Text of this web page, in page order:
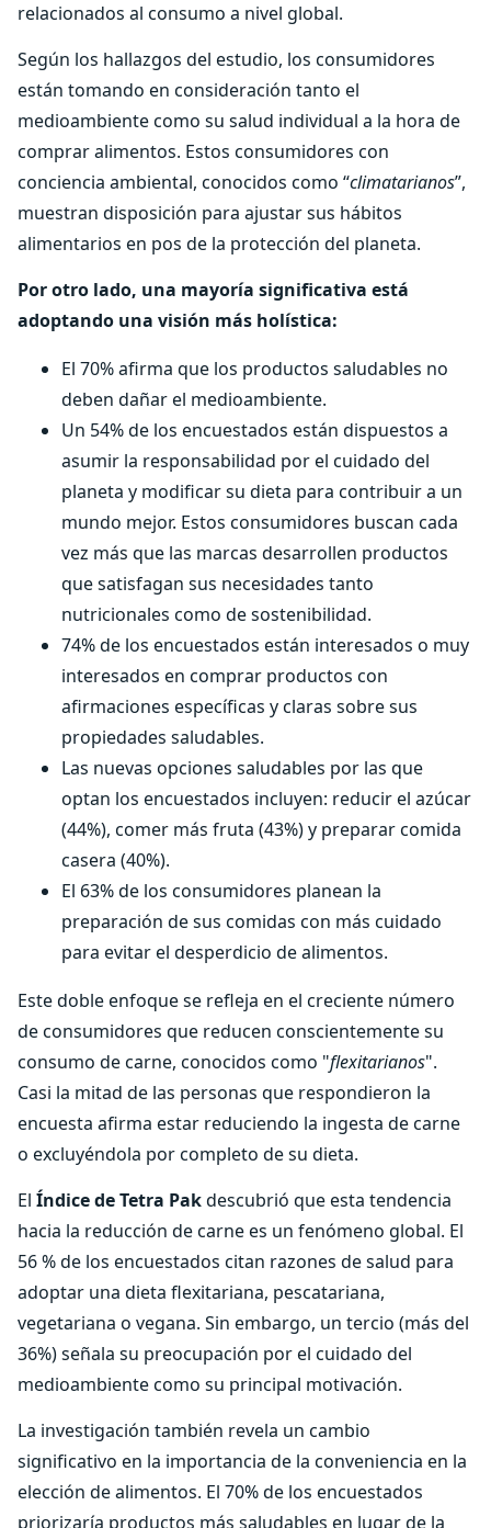
relacionados al consumo a nivel global.
Según los hallazgos del estudio, los consumidores
están tomando en consideración tanto el
medioambiente como su salud individual a la hora de
comprar alimentos. Estos consumidores con
conciencia ambiental, conocidos como “climatarianos”,
muestran disposición para ajustar sus hábitos
alimentarios en pos de la protección del planeta.
Por otro lado, una mayoría significativa está
adoptando una visión más holística:
El 70% afirma que los productos saludables no
deben dañar el medioambiente.
Un 54% de los encuestados están dispuestos a
asumir la responsabilidad por el cuidado del
planeta y modificar su dieta para contribuir a un
mundo mejor. Estos consumidores buscan cada
vez más que las marcas desarrollen productos
que satisfagan sus necesidades tanto
nutricionales como de sostenibilidad.
74% de los encuestados están interesados o muy
interesados en comprar productos con
afirmaciones específicas y claras sobre sus
propiedades saludables.
Las nuevas opciones saludables por las que
optan los encuestados incluyen: reducir el azúcar
(44%), comer más fruta (43%) y preparar comida
casera (40%).
El 63% de los consumidores planean la
preparación de sus comidas con más cuidado
para evitar el desperdicio de alimentos.
Este doble enfoque se refleja en el creciente número
de consumidores que reducen conscientemente su
consumo de carne, conocidos como "flexitarianos".
Casi la mitad de las personas que respondieron la
encuesta afirma estar reduciendo la ingesta de carne
o excluyéndola por completo de su dieta.
El Índice de Tetra Pakdescubrió que esta tendencia
hacia la reducción de carne es un fenómeno global. El
56 % de los encuestados citan razones de salud para
adoptar una dieta flexitariana, pescatariana,
vegetariana o vegana. Sin embargo, un tercio (más del
36%) señala su preocupación por el cuidado del
medioambiente como su principal motivación.
La investigación también revela un cambio
significativo en la importancia de la conveniencia en la
elección de alimentos. El 70% de los encuestados
priorizaría productos más saludables en lugar de la